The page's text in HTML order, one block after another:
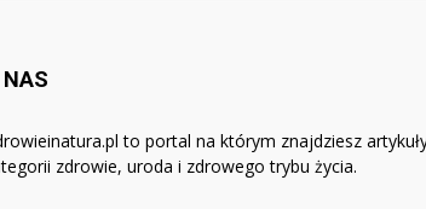
NAS
to portal na którym znajdziesz
zdrowie, uroda i zdrowego trybu życia.